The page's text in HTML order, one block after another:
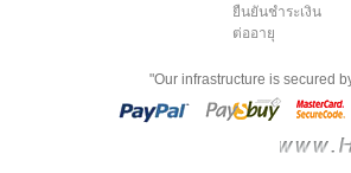
ยืนยันชำระเงิน
ต่ออายุ
"Our infrastructure is secured